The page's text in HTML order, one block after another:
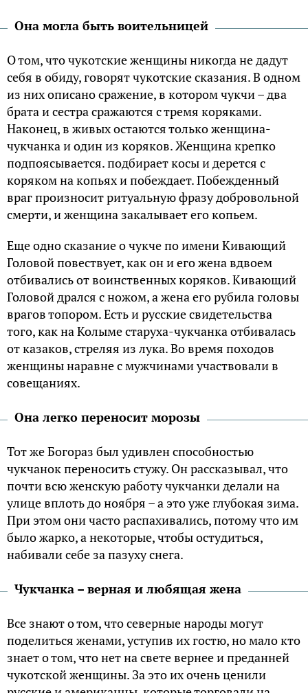
Она могла быть воительницей
О том, что чукотские женщины никогда не дадут
себя в обиду, говорят чукотские сказания. В одном
из них описано сражение, в котором чукчи – два
брата и сестра сражаются с тремя коряками.
Наконец, в живых остаются только женщина-
чукчанка и один из коряков. Женщина крепко
подпоясывается. подбирает косы и дерется с
коряком на копьях и побеждает. Побежденный
враг произносит ритуальную фразу добровольной
смерти, и женщина закалывает его копьем.
Еще одно сказание о чукче по имени Кивающий
Головой повествует, как он и его жена вдвоем
отбивались от воинственных коряков. Кивающий
Головой дрался с ножом, а жена его рубила головы
врагов топором. Есть и русские свидетельства
того, как на Колыме старуха-чукчанка отбивалась
от казаков, стреляя из лука. Во время походов
женщины наравне с мужчинами участвовали в
совещаниях.
Она легко переносит морозы
Тот же Богораз был удивлен способностью
чукчанок переносить стужу. Он рассказывал, что
почти всю женскую работу чукчанки делали на
улице вплоть до ноября – а это уже глубокая зима.
При этом они часто распахивались, потому что им
было жарко, а некоторые, чтобы остудиться,
набивали себе за пазуху снега.
Чукчанка – верная и любящая жена
Все знают о том, что северные народы могут
поделиться женами, уступив их гостю, но мало кто
знает о том, что нет на свете вернее и преданней
чукотской женщины. За это их очень ценили